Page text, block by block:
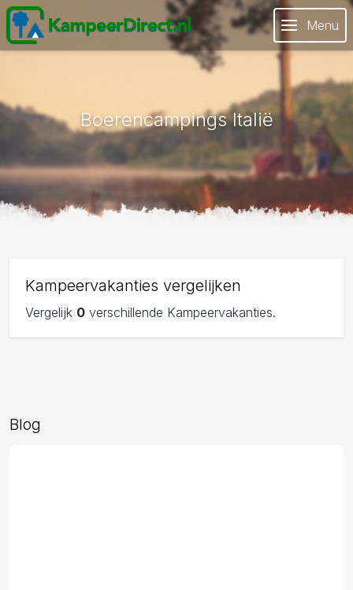
Menu
Boerencampings Italië
Kampeervakanties vergelijken
Vergelijk 0 verschillende Kampeervakanties.
Blog